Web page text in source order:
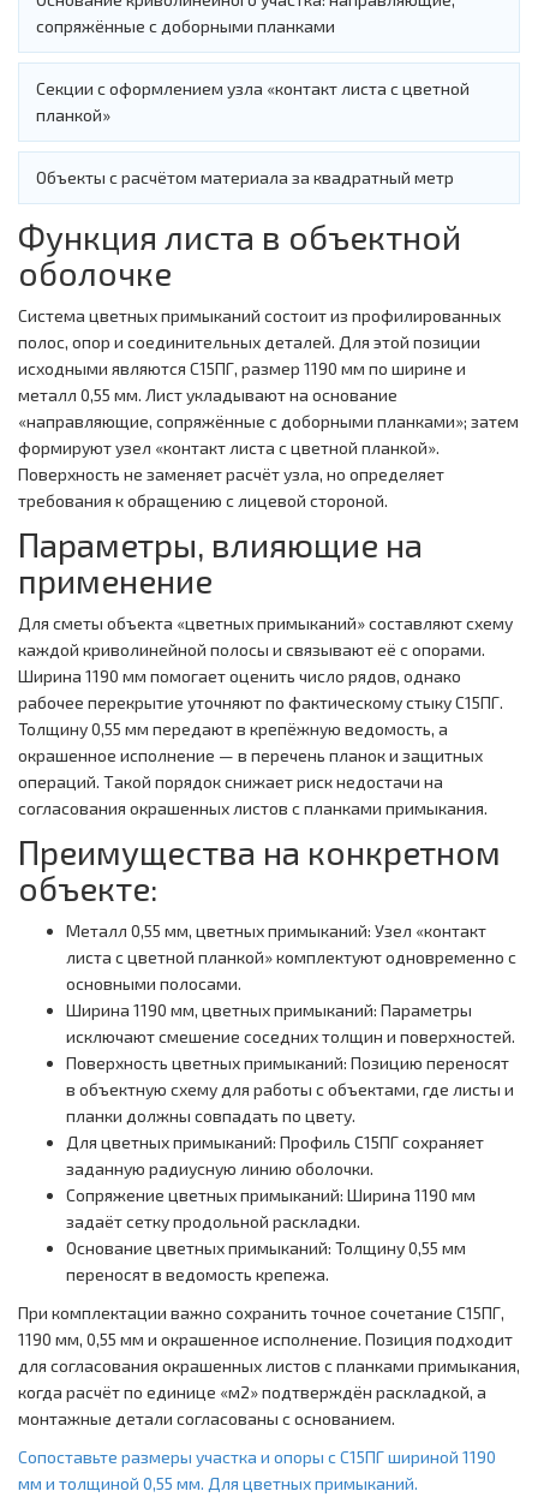
сопряжённые с доборными планками
Секции с оформлением узла «контакт листа с цветной
планкой»
Объекты с расчётом материала за квадратный метр
Функция листа в объектной
оболочке
Система цветных примыканий состоит из профилированных
полос, опор и соединительных деталей. Для этой позиции
исходными являются С15ПГ, размер 1190 мм по ширине и
металл 0,55 мм. Лист укладывают на основание
«направляющие, сопряжённые с доборными планками»; затем
формируют узел «контакт листа с цветной планкой».
Поверхность не заменяет расчёт узла, но определяет
требования к обращению с лицевой стороной.
Параметры, влияющие на
применение
Для сметы объекта «цветных примыканий» составляют схему
каждой криволинейной полосы и связывают её с опорами.
Ширина 1190 мм помогает оценить число рядов, однако
рабочее перекрытие уточняют по фактическому стыку С15ПГ.
Толщину 0,55 мм передают в крепёжную ведомость, а
окрашенное исполнение — в перечень планок и защитных
операций. Такой порядок снижает риск недостачи на
согласования окрашенных листов с планками примыкания.
Преимущества на конкретном
объекте:
Металл 0,55 мм, цветных примыканий: Узел «контакт
листа с цветной планкой» комплектуют одновременно с
основными полосами.
Ширина 1190 мм, цветных примыканий: Параметры
исключают смешение соседних толщин и поверхностей.
Поверхность цветных примыканий: Позицию переносят
в объектную схему для работы с объектами, где листы и
планки должны совпадать по цвету.
Для цветных примыканий: Профиль С15ПГ сохраняет
заданную радиусную линию оболочки.
Сопряжение цветных примыканий: Ширина 1190 мм
задаёт сетку продольной раскладки.
Основание цветных примыканий: Толщину 0,55 мм
переносят в ведомость крепежа.
При комплектации важно сохранить точное сочетание С15ПГ,
1190 мм, 0,55 мм и окрашенное исполнение. Позиция подходит
для согласования окрашенных листов с планками примыкания,
когда расчёт по единице «м2» подтверждён раскладкой, а
монтажные детали согласованы с основанием.
Сопоставьте размеры участка и опоры с С15ПГ шириной 1190
мм и толщиной 0,55 мм. Для цветных примыканий.